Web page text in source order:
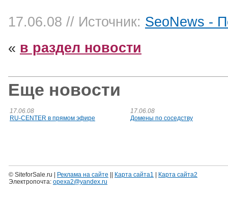
17.06.08 // Источник: SeoNews -
« в раздел новости
Еще новости
17.06.08
RU-CENTER в прямом эфире
17.06.08
Домены по соседству
© SiteforSale.ru | Реклама на сайте Карта сайта1
Карта сайта2
Электропочта: opexa2@yandex.ru